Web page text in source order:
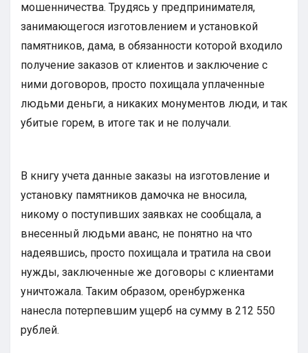
мошенничества. Трудясь у предпринимателя,
занимающегося изготовлением и установкой
памятников, дама, в обязанности которой входило
получение заказов от клиентов и заключение с
ними договоров, просто похищала уплаченные
людьми деньги, а никаких монументов люди, и так
убитые горем, в итоге так и не получали.
В книгу учета данные заказы на изготовление и
установку памятников дамочка не вносила,
никому о поступивших заявках не сообщала, а
внесенный людьми аванс, не понятно на что
надеявшись, просто похищала и тратила на свои
нужды, заключенные же договоры с клиентами
уничтожала. Таким образом, оренбурженка
нанесла потерпевшим ущерб на сумму в 212 550
рублей.